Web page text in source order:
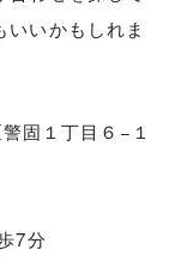
いかもしれま
固１丁目６−１
7分